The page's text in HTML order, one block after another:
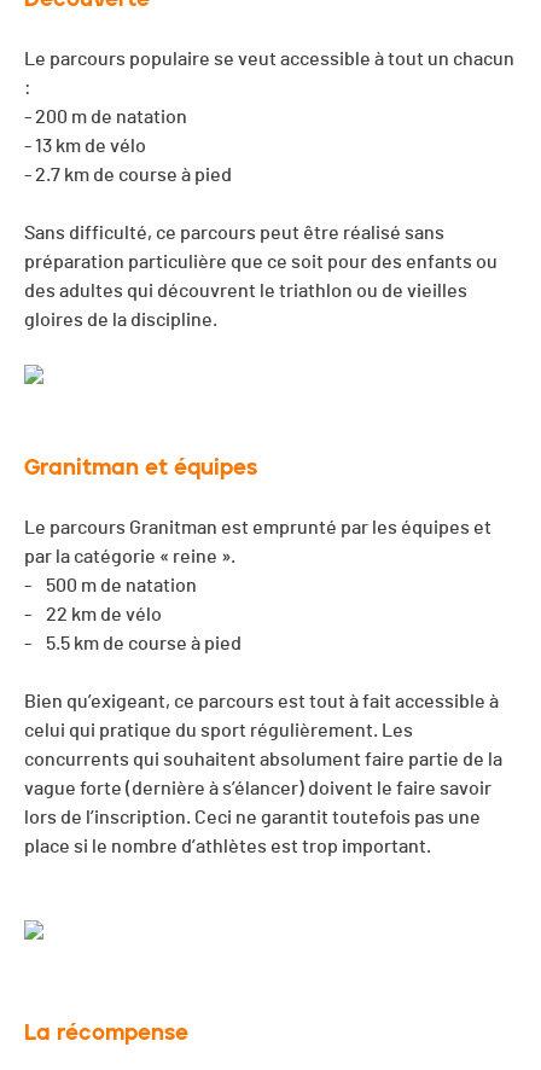
Le parcours populaire se veut accessible à tout un chacun
:
- 200 m de natation
- 13 km de vélo
- 2.7 km de course à pied
Sans difficulté, ce parcours peut être réalisé sans
préparation particulière que ce soit pour des enfants ou
des adultes qui découvrent le triathlon ou de vieilles
gloires de la discipline.
Granitman et équipes
Le parcours Granitman est emprunté par les équipes et
par la catégorie « reine ».
- 500 m de natation
- 22 km de vélo
- 5.5 km de course à pied
Bien qu’exigeant, ce parcours est tout à fait accessible à
celui qui pratique du sport régulièrement. Les
concurrents qui souhaitent absolument faire partie de la
vague forte (dernière à s’élancer) doivent le faire savoir
lors de l’inscription. Ceci ne garantit toutefois pas une
place si le nombre d’athlètes est trop important.
La récompense